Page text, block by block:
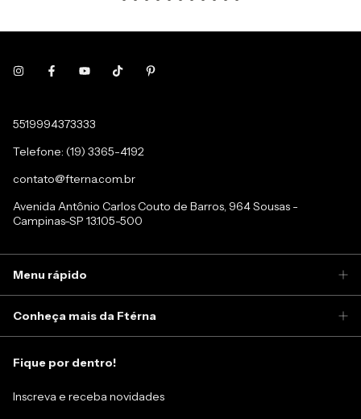
5519994373333
Telefone: (19) 3365-4192
contato@fterna.com.br
Avenida Antônio Carlos Couto de Barros, 964 Sousas -
Campinas-SP 13.105-500
Menu rápido
Conheça mais da Ftérna
Fique por dentro!
Inscreva e receba novidades